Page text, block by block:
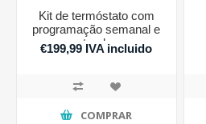
Kit de termóstato com
programação semanal e
atuador
€199,99 IVA incluido
COMPRAR